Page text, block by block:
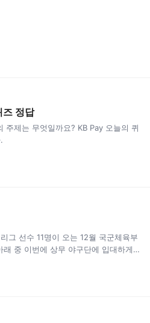
정답
주제는 무엇일까요? KB Pay 오늘의 퀴
그 선수 11명이 오는 12월 국군체육부
중 이번에 상무 야구단에 입대하게